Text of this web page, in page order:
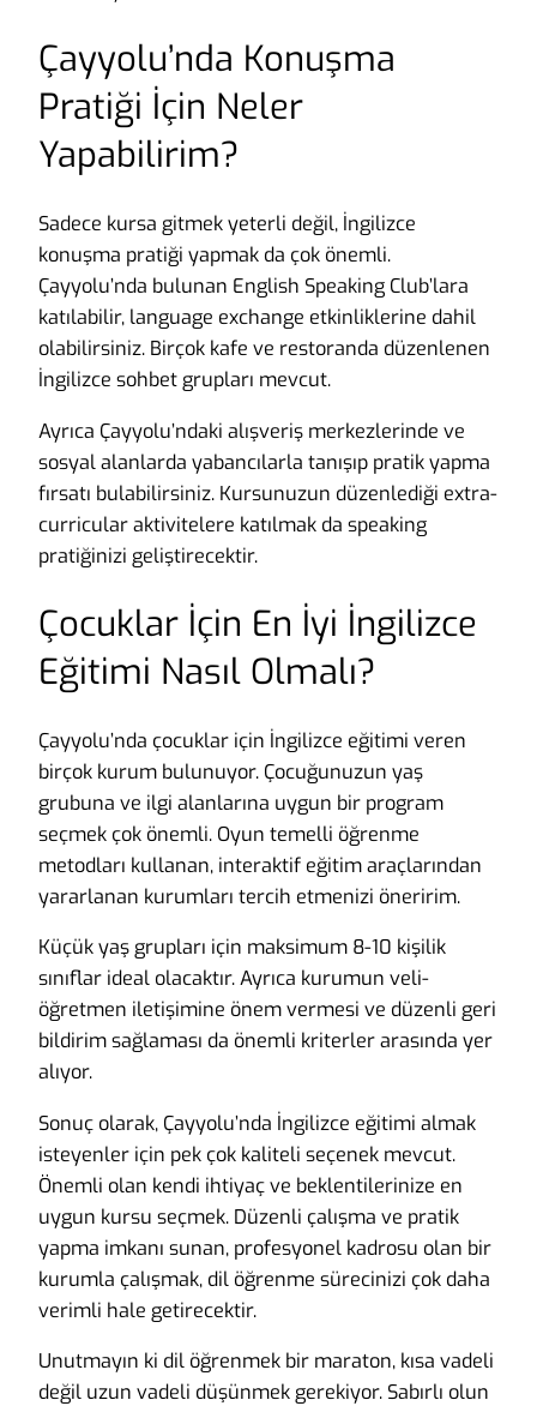
Çayyolu’nda Konuşma
Pratiği İçin Neler
Yapabilirim?
Sadece kursa gitmek yeterli değil, İngilizce
konuşma pratiği yapmak da çok önemli.
Çayyolu’nda bulunan English Speaking Club’lara
katılabilir, language exchange etkinliklerine dahil
olabilirsiniz. Birçok kafe ve restoranda düzenlenen
İngilizce sohbet grupları mevcut.
Ayrıca Çayyolu’ndaki alışveriş merkezlerinde ve
sosyal alanlarda yabancılarla tanışıp pratik yapma
fırsatı bulabilirsiniz. Kursunuzun düzenlediği extra-
curricular aktivitelere katılmak da speaking
pratiğinizi geliştirecektir.
Çocuklar İçin En İyi İngilizce
Eğitimi Nasıl Olmalı?
Çayyolu’nda çocuklar için İngilizce eğitimi veren
birçok kurum bulunuyor. Çocuğunuzun yaş
grubuna ve ilgi alanlarına uygun bir program
seçmek çok önemli. Oyun temelli öğrenme
metodları kullanan, interaktif eğitim araçlarından
yararlanan kurumları tercih etmenizi öneririm.
Küçük yaş grupları için maksimum 8-10 kişilik
sınıflar ideal olacaktır. Ayrıca kurumun veli-
öğretmen iletişimine önem vermesi ve düzenli geri
bildirim sağlaması da önemli kriterler arasında yer
alıyor.
Sonuç olarak, Çayyolu’nda İngilizce eğitimi almak
isteyenler için pek çok kaliteli seçenek mevcut.
Önemli olan kendi ihtiyaç ve beklentilerinize en
uygun kursu seçmek. Düzenli çalışma ve pratik
yapma imkanı sunan, profesyonel kadrosu olan bir
kurumla çalışmak, dil öğrenme sürecinizi çok daha
verimli hale getirecektir.
Unutmayın ki dil öğrenmek bir maraton, kısa vadeli
değil uzun vadeli düşünmek gerekiyor. Sabırlı olun